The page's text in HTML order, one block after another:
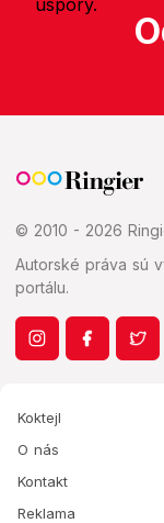
© 2010 - 2026
Autorské práva sú
portálu.
Koktejl
O nás
Kontakt
Reklama